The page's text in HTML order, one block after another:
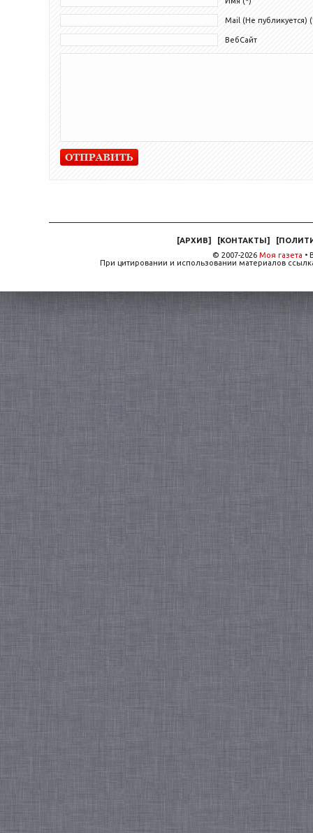
Mail (Не публикуется)
ВебСайт
[АРХИВ] [КОНТАКТЫ ] [
© 2007-2026 Моя газета •
При цитировании и использовании материалов